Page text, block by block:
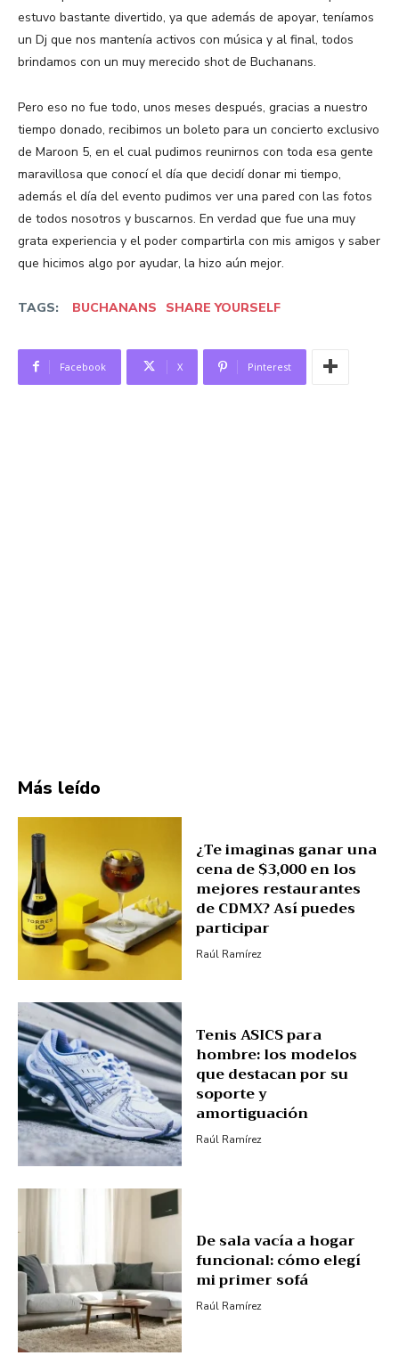
estuvo bastante divertido, ya que además de apoyar, teníamos
un Dj que nos mantenía activos con música y al final, todos
brindamos con un muy merecido shot de Buchanans.
Pero eso no fue todo, unos meses después, gracias a nuestro
tiempo donado, recibimos un boleto para un concierto exclusivo
de Maroon 5, en el cual pudimos reunirnos con toda esa gente
maravillosa que conocí el día que decidí donar mi tiempo,
además el día del evento pudimos ver una pared con las fotos
de todos nosotros y buscarnos. En verdad que fue una muy
grata experiencia y el poder compartirla con mis amigos y saber
que hicimos algo por ayudar, la hizo aún mejor.
TAGS: BUCHANANS SHARE YOURSELF
Facebook X Pinterest
Más leído
¿Te imaginas ganar una
cena de $3,000 en los
mejores restaurantes
de CDMX? Así puedes
participar
Raúl Ramírez
Tenis ASICS para
hombre: los modelos
que destacan por su
soporte y
amortiguación
Raúl Ramírez
De sala vacía a hogar
funcional: cómo elegí
mi primer sofá
Raúl Ramírez